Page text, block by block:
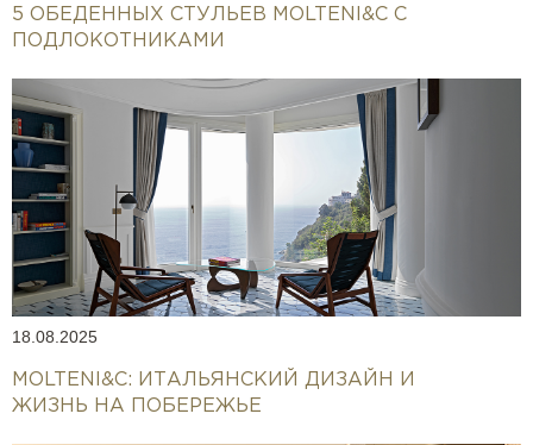
5 ОБЕДЕННЫХ СТУЛЬЕВ MOLTENI&C С
ПОДЛОКОТНИКАМИ
18.08.2025
MOLTENI&C: ИТАЛЬЯНСКИЙ ДИЗАЙН И
ЖИЗНЬ НА ПОБЕРЕЖЬЕ